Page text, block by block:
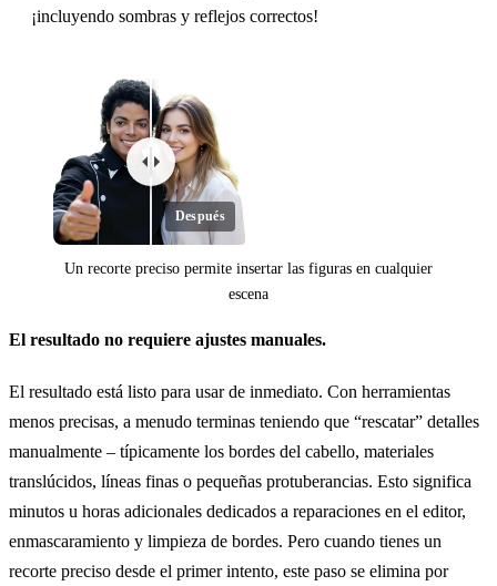
¡incluyendo sombras y reflejos correctos!
Antes
Después
Un recorte preciso permite insertar las figuras en cualquier
escena
El resultado no requiere ajustes manuales.
El resultado está listo para usar de inmediato. Con herramientas
menos precisas, a menudo terminas teniendo que “rescatar” detalles
manualmente – típicamente los bordes del cabello, materiales
translúcidos, líneas finas o pequeñas protuberancias. Esto significa
minutos u horas adicionales dedicados a reparaciones en el editor,
enmascaramiento y limpieza de bordes. Pero cuando tienes un
recorte preciso desde el primer intento, este paso se elimina por